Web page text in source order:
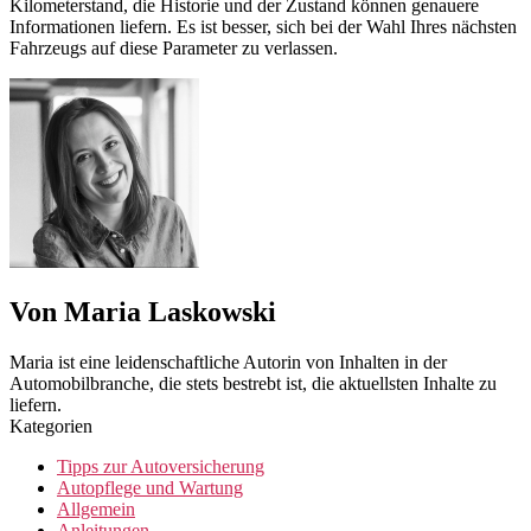
Kilometerstand, die Historie und der Zustand können genauere
Informationen liefern. Es ist besser, sich bei der Wahl Ihres nächsten
Fahrzeugs auf diese Parameter zu verlassen.
Von Maria Laskowski
Maria ist eine leidenschaftliche Autorin von Inhalten in der
Automobilbranche, die stets bestrebt ist, die aktuellsten Inhalte zu
liefern.
Kategorien
Tipps zur Autoversicherung
Autopflege und Wartung
Allgemein